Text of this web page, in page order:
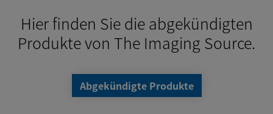
Hier finden Sie die abgekündigten
Produkte von The Imaging Source.
Abgekündigte Produkte